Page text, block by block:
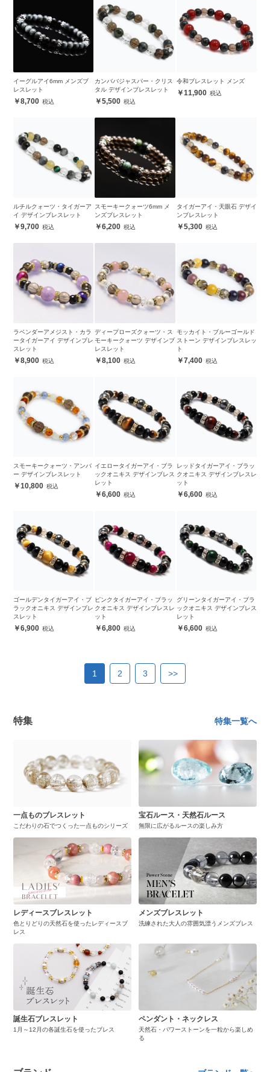
イーグルアイ6mm メンズブ
レスレット
8,700
カンババジャスパー・クリス
タル デザインブレスレット
5,500
令和ブレスレット メンズ
11,900
ルチルクォーツ・タイガーア
イ デザインブレスレット
9,700
スモーキークォーツ6mm メ
ンズブレスレット
6,200
タイガーアイ・天眼石 デザイ
ンブレスレット
5,300
ラベンダーアメジスト・カラ
ータイガーアイ デザインブレ
スレット
8,900
ディープローズクォーツ・ス
モーキークォーツ デザインブ
レスレット
8,100
モッカイト・ブルーゴールド
ストーン デザインブレスレッ
ト
7,400
スモーキークォーツ・アンバ
ー デザインブレスレット
10,800
イエロータイガーアイ・ブラ
ックオニキス デザインブレス
レット
6,600
レッドタイガーアイ・ブラッ
クオニキス デザインブレスレ
ット
6,600
ゴールデンタイガーアイ・ブ
ラックオニキス デザインブレ
スレット
6,900
ピンクタイガーアイ・ブラッ
クオニキス デザインブレスレ
ット
6,800
グリーンタイガーアイ・ブラ
ックオニキス デザインブレス
レット
6,600
1 2 3 >>
特集 特集一覧へ
一点ものブレスレット
こだわりの石でつくった一点ものシリーズ
宝石ルース・天然石ルース
無限に広がるルースの楽しみ方
レディースブレスレット
色とりどりの天然石を使ったレディースブ
レス
メンズブレスレット
洗練された大人の雰囲気漂うメンズブレス
誕生石ブレスレット
1月～12月の各誕生石を使ったブレス
ペンダント・ネックレス
天然石・パワーストーンを一粒から楽しめ
る